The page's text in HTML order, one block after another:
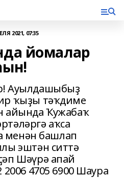
2021, 07:35
йомалар
Ауылдашыбыҙ
ҡыҙы тәҡдиме
айында Ҡужабаҡ
аҡса
менән башлап
эштән ситтә
Шәүрә апай
2006 4705 6900 Шаура